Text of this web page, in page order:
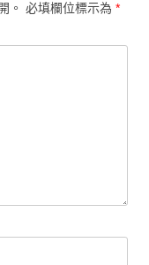
。 必填欄位標示為 *